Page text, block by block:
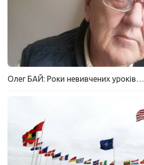
Олег БАЙ: Роки невивчених уроків…